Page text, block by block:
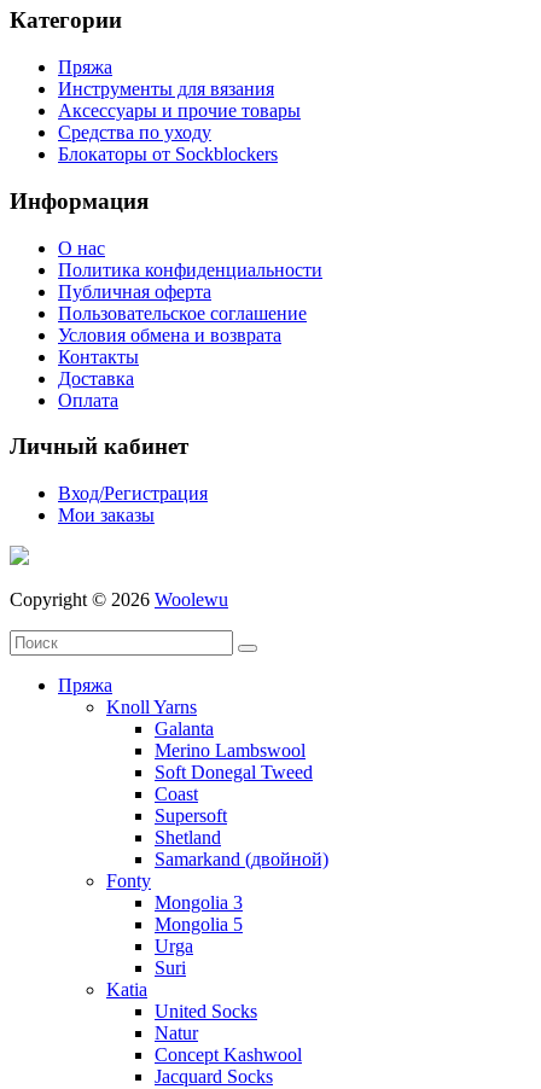
Категории
Пряжа
Инструменты для вязания
Аксессуары и прочие товары
Средства по уходу
Блокаторы от Sockblockers
Информация
О нас
Политика конфиденциальности
Публичная оферта
Пользовательское соглашение
Условия обмена и возврата
Контакты
Доставка
Оплата
Личный кабинет
Вход/Регистрация
Мои заказы
Copyright © 2026 Woolewu
Пряжа
Knoll Yarns
Galanta
Merino Lambswool
Soft Donegal Tweed
Coast
Supersoft
Shetland
Samarkand (двойной)
Fonty
Mongolia 3
Mongolia 5
Urga
Suri
Katia
United Socks
Natur
Concept Kashwool
Jacquard Socks